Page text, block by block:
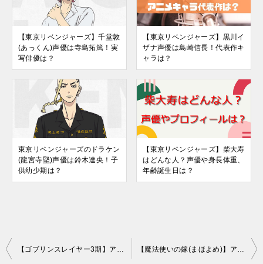
【東京リベンジャーズ】千堂敦
(あっくん)声優は寺島拓篤！実
写俳優は？
【東京リベンジャーズ】黒川イ
ザナ声優は島崎信長！代表作キ
ャラは？
東京リベンジャーズのドラケン
(龍宮寺堅)声優は鈴木達央！子
供幼少期は？
【東京リベンジャーズ】柴大寿
はどんな人？声優や身長体重、
年齢誕生日は？
投
【ゴブリンスレイヤー3期】アニメ続編いつから？2期小説漫画どこまで？ 【魔法使いの嫁(まほよめ)】アニメ2期何話まで？漫画どこまで続きは？